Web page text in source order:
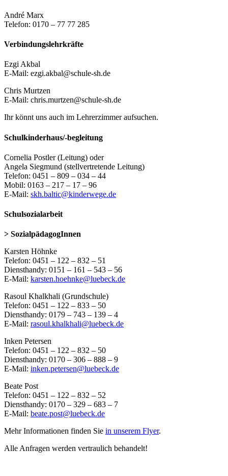
André Marx
Telefon: 0170 – 77 77 285
Verbindungslehrkräfte
Ezgi Akbal
E-Mail: ezgi.akbal@schule-sh.de
Chris Murtzen
E-Mail: chris.murtzen@schule-sh.de
Ihr könnt uns auch im Lehrerzimmer aufsuchen.
Schulkinderhaus/-begleitung
Cornelia Postler (Leitung) oder
Angela Siegmund (stellvertretende Leitung)
Telefon: 0451 – 809 – 034 – 44
Mobil: 0163 – 217 – 17 – 96
E-Mail: skh.baltic@kinderwege.de
Schulsozialarbeit
> SozialpädagogInnen
Karsten Höhnke
Telefon: 0451 – 122 – 832 – 51
Diensthandy: 0151 – 161 – 543 – 56
E-Mail: karsten.hoehnke@luebeck.de
Rasoul Khalkhali (Grundschule)
Telefon: 0451 – 122 – 833 – 50
Diensthandy: 0179 – 743 – 139 – 4
E-Mail: rasoul.khalkhali@luebeck.de
Inken Petersen
Telefon: 0451 – 122 – 832 – 50
Diensthandy: 0170 – 306 – 888 – 9
E-Mail: inken.petersen@luebeck.de
Beate Post
Telefon: 0451 – 122 – 832 – 52
Diensthandy: 0170 – 329 – 683 – 7
E-Mail: beate.post@luebeck.de
Mehr Informationen finden Sie in unserem Flyer.
Alle Anfragen werden vertraulich behandelt!